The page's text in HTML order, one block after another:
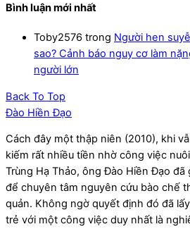
Bình luận mới nhất
Toby2576 trong Người hen
sao? Cảnh báo nguy cơ làm
người lớn
Back To Top
Đào Hiền Đạo
Cách đây một thập niên (2010), khi
kiếm rất nhiều tiền nhờ công việc
Trùng Hạ Thảo, ông Đào Hiền Đạo đã
để chuyên tâm nguyên cứu bào chế
quản. Không ngờ quyết định đó đã
trẻ với một công việc duy nhất là